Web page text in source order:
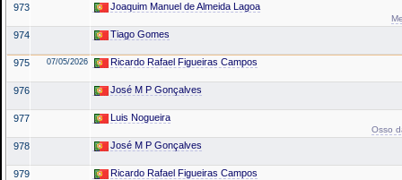
973 Joaquim Manuel de Almeida Lagoa
974 Tiago Gomes
975 07/05/2026 Ricardo Rafael Figueiras Campos
976 José M P Gonçalves
977 Luis Nogueira
Osso
978 José M P Gonçalves
979 Ricardo Rafael Figueiras Campos